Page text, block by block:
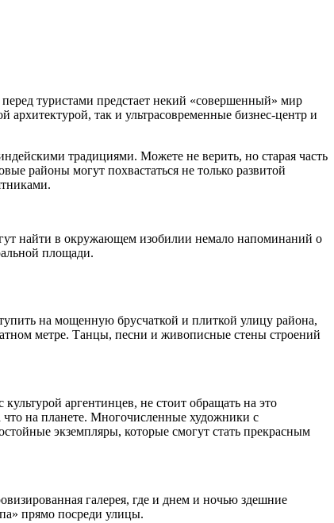
туристами предстает некий «совершенный» мир
так и ультрасовременные бизнес-центр и
традициями. Можете не верить, но старая часть
районы могут похвастаться не только развитой
найти в окружающем изобилии немало напоминаний о
площади.
на мощенную брусчаткой и плиткой улицу района,
метре. Танцы, песни и живописные стены строений
аргентинцев, не стоит обращать на это
на планете. Многочисленные художники с
экземпляры, которые смогут стать прекрасным
галерея, где и днем и ночью здешние
прямо посреди улицы.